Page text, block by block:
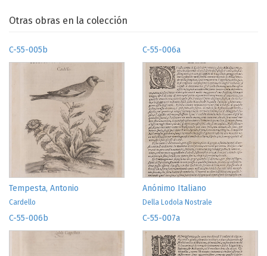
Otras obras en la colección
C-55-005b
Tempesta, Antonio
Cardello
C-55-006a
Anónimo Italiano
Della Lodola Nostrale
C-55-006b C-55-007a